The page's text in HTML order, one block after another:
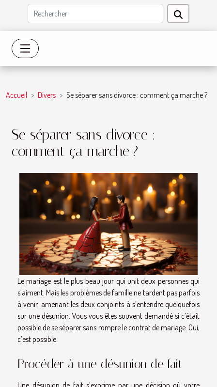
Accueil Divers Se séparer sans divorce : comment ça marche ?
Se séparer sans divorce :
comment ça marche ?
Le mariage est le plus beau jour qui unit deux personnes qui
s’aiment. Mais les problèmes de famille ne tardent pas parfois
à venir, amenant les deux conjoints à s’entendre quelquefois
sur une désunion. Vous vous êtes souvent demandé si c’était
possible de se séparer sans rompre le contrat de mariage. Oui,
c’est possible.
Procéder à une désunion de fait
Une désunion de fait s’exprime par une décision où votre